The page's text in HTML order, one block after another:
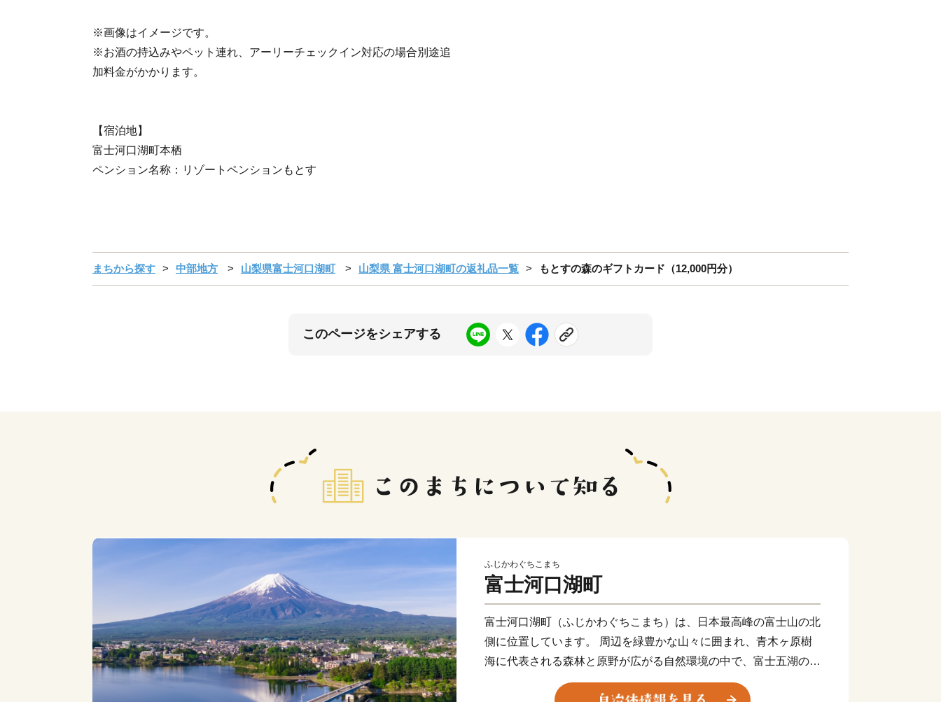
※画像はイメージです。
※お酒の持込みやペット連れ、アーリーチェックイン対応の場合別途追
加料金がかかります。
【宿泊地】
富士河口湖町本栖
ペンション名称：リゾートペンションもとす
まちから探す 中部地方 山梨県富士河口湖町 山梨県 富士河口湖町の返礼品一覧 もとすの森のギフトカード（12,000円分）
このページをシェアする
ふじかわぐちこまち
富士河口湖町
富士河口湖町（ふじかわぐちこまち）は、日本最高峰の富士山の北
側に位置しています。 周辺を緑豊かな山々に囲まれ、青木ヶ原樹
海に代表される森林と原野が広がる自然環境の中で、富士五湖のう
ち、河口湖、西湖、精進湖、本栖湖という全く特徴の異なった４つ